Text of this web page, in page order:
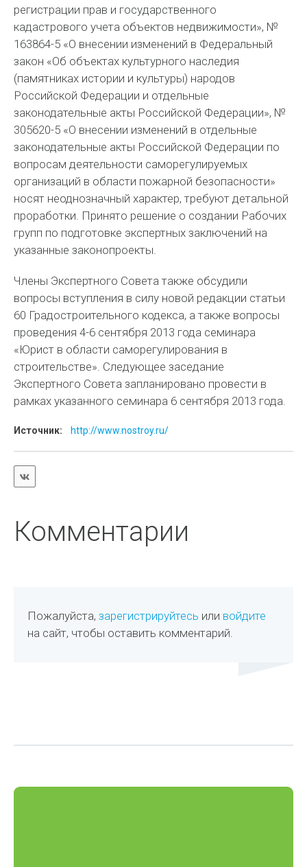
регистрации прав и государственного
кадастрового учета объектов недвижимости», №
163864-5 «О внесении изменений в Федеральный
закон «Об объектах культурного наследия
(памятниках истории и культуры) народов
Российской Федерации и отдельные
законодательные акты Российской Федерации», №
305620-5 «О внесении изменений в отдельные
законодательные акты Российской Федерации по
вопросам деятельности саморегулируемых
организаций в области пожарной безопасности»
носят неоднозначный характер, требуют детальной
проработки. Принято решение о создании Рабочих
групп по подготовке экспертных заключений на
указанные законопроекты.
Члены Экспертного Совета также обсудили
вопросы вступления в силу новой редакции статьи
60 Градостроительного кодекса, а также вопросы
проведения 4-6 сентября 2013 года семинара
«Юрист в области саморегулирования в
строительстве». Следующее заседание
Экспертного Совета запланировано провести в
рамках указанного семинара 6 сентября 2013 года.
Источник: http://www.nostroy.ru/
Комментарии
Пожалуйста,зарегистрируйтесь или войдите
на сайт, чтобы оставить комментарий.